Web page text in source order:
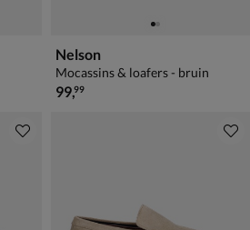
Nelson
Mocassins & loafers - bruin
€ 99,99
99,99